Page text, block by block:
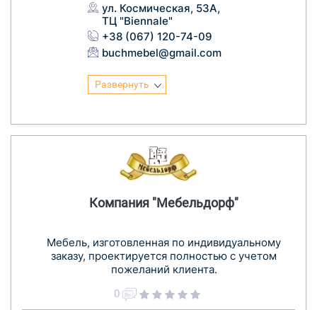
ул. Космическая, 53А,
ТЦ "Biennale"
+38 (067) 120-74-09
buchmebel@gmail.com
Развернуть
Компания "Мебельдорф"
Мебель, изготовленная по индивидуальному
заказу, проектируется полностью с учетом
пожеланий клиента.
0